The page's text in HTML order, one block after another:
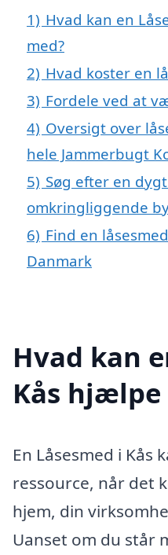
1) Hvad kan en
med?
2) Hvad koster en
3) Fordele ved at
4) Oversigt over
hele Jammerbugt
5) Søg efter en
omkringliggende
6) Find en
Danmark
Hvad kan
Kås hjælpe
En Låsesmed i
ressource, når det
hjem, din
Uanset om du står